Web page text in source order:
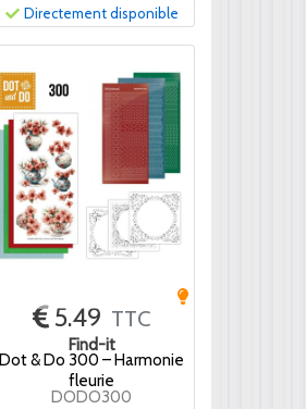
Directement disponible
5.49 TTC
Find-it
Dot & Do 300 – Harmonie
fleurie
DODO300